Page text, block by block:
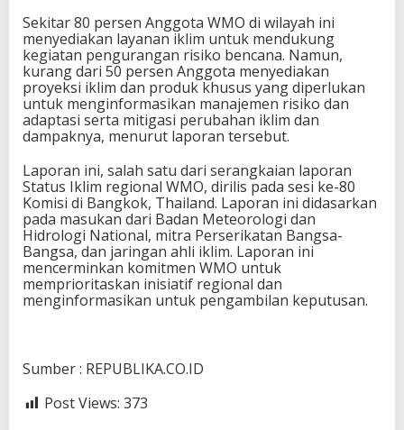
Sekitar 80 persen Anggota WMO di wilayah ini
menyediakan layanan iklim untuk mendukung
kegiatan pengurangan risiko bencana. Namun,
kurang dari 50 persen Anggota menyediakan
proyeksi iklim dan produk khusus yang diperlukan
untuk menginformasikan manajemen risiko dan
adaptasi serta mitigasi perubahan iklim dan
dampaknya, menurut laporan tersebut.
Laporan ini, salah satu dari serangkaian laporan
Status Iklim regional WMO, dirilis pada sesi ke-80
Komisi di Bangkok, Thailand. Laporan ini didasarkan
pada masukan dari Badan Meteorologi dan
Hidrologi National, mitra Perserikatan Bangsa-
Bangsa, dan jaringan ahli iklim. Laporan ini
mencerminkan komitmen WMO untuk
memprioritaskan inisiatif regional dan
menginformasikan untuk pengambilan keputusan.
Sumber : REPUBLIKA.CO.ID
Post Views: 373